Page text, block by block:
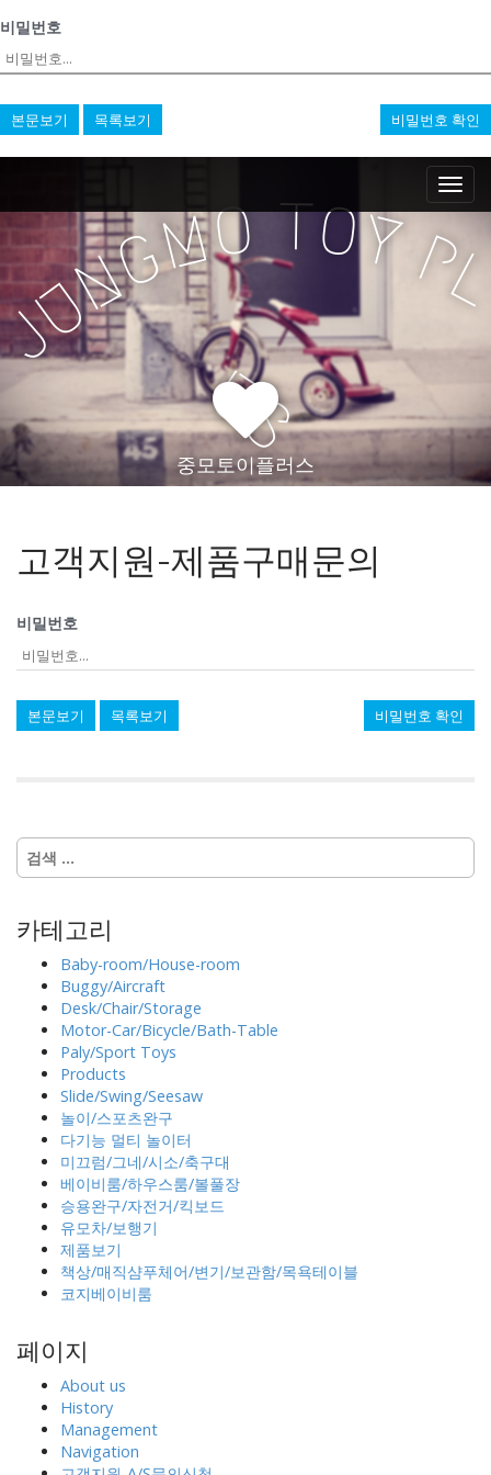
비밀번호
본문보기 목록보기 비밀번호 확인
m
e
n
u
i
o
n
n
t
UNGMO TOYP
U
S
중모토이플러스
고객지원-제품구매문의
비밀번호
본문보기 목록보기 비밀번호 확인
다
음
:카테고리
Baby-room/House-room
Buggy/Aircraft
Desk/Chair/Storage
Motor-Car/Bicycle/Bath-Table
Paly/Sport Toys
Products
Slide/Swing/Seesaw
놀이/스포츠완구
다기능 멀티 놀이터
미끄럼/그네/시소/축구대
베이비룸/하우스룸/볼풀장
승용완구/자전거/킥보드
유모차/보행기
제품보기
책상/매직샴푸체어/변기/보관함/목욕테이블
코지베이비룸
페이지
About us
History
Management
Navigation